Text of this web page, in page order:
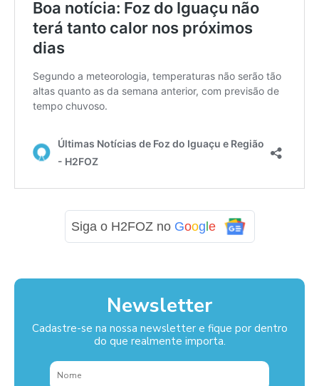
Siga o H2FOZ no Goog e
Newsletter
Cadastre-se na nossa newsletter e fique por dentro
do que realmente importa.